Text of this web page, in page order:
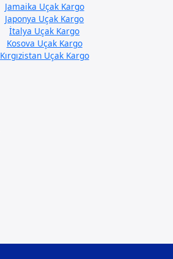
Jamaika Uçak Kargo
Japonya Uçak Kargo
İtalya Uçak Kargo
Kosova Uçak Kargo
Kırgızistan Uçak Kargo